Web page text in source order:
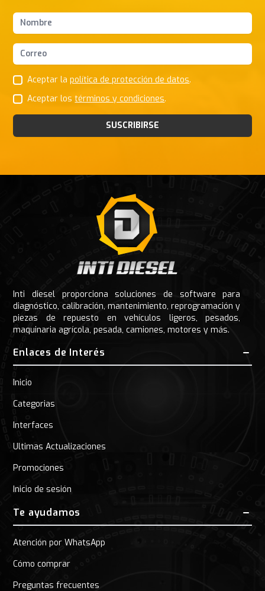
Nombres y apellidos
Correo Electrónico
Aceptar lapolítica de protección de datos.
Aceptar lostérminos y condiciones.
SUSCRIBIRSE
Inti diesel proporciona soluciones de software para
diagnóstico, calibración, mantenimiento, reprogramación y
piezas de repuesto en vehículos ligeros, pesados,
maquinaria agrícola, pesada, camiones, motores y más.
Enlaces de Interés
Inicio
Categorias
Interfaces
Ultimas Actualizaciones
Promociones
Inicio de sesión
Te ayudamos
Atención por WhatsApp
Cómo comprar
Preguntas frecuentes